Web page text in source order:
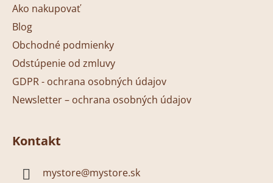
v
ý
p
Ako nakupovať
Blog
Obchodné podmienky
Odstúpenie od zmluvy
GDPR - ochrana osobných údajov
Newsletter – ochrana osobných údajov
Kontakt
mystore@mystore.sk